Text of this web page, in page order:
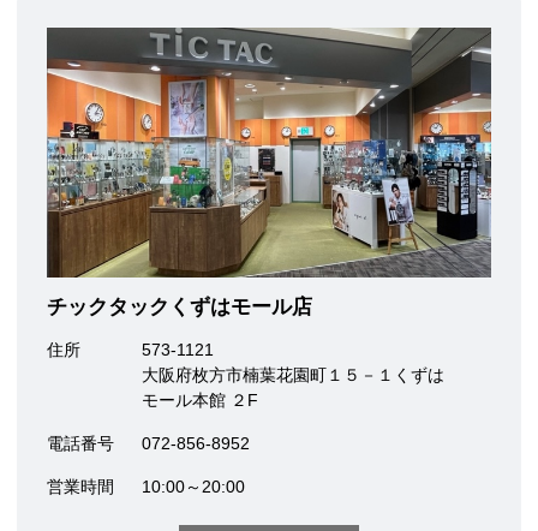
チックタックくずはモール店
住所
573-1121
大阪府枚方市楠葉花園町１５－１くずは
モール本館 ２F
電話番号 072-856-8952
営業時間 10:00～20:00